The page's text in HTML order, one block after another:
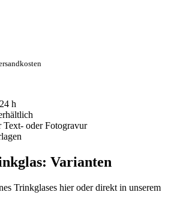
h
oder Fotogravur
Varianten
Trinkglases hier oder direkt in unserem